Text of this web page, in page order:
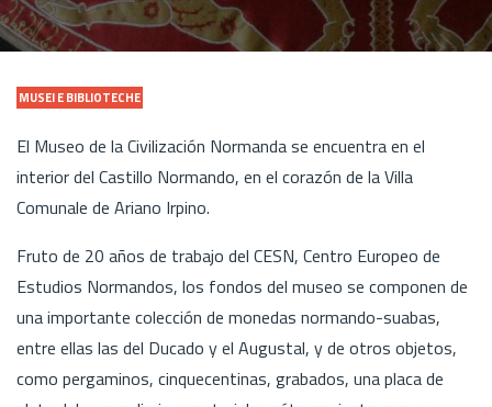
MUSEI E BIBLIOTECHE
El Museo de la Civilización Normanda se encuentra en el
interior del Castillo Normando, en el corazón de la Villa
Comunale de Ariano Irpino.
Fruto de 20 años de trabajo del CESN, Centro Europeo de
Estudios Normandos, los fondos del museo se componen de
una importante colección de monedas normando-suabas,
entre ellas las del Ducado y el Augustal, y de otros objetos,
como pergaminos, cinquecentinas, grabados, una placa de